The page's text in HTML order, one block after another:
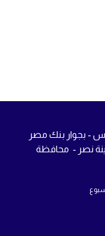
- بجوار بنك مصر
نصر - محافظة